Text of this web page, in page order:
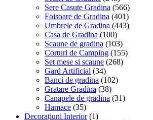
Sere Casute Gradina (566)
Foisoare de Gradina (401)
Umbrele de Gradina (443)
Casa de Gradina (100)
Scaune de gradina (103)
Corturi de Camping (155)
Set mese si scaune (268)
Gard Artificial (34)
Banci de gradina (102)
Gratare Gradina (38)
Canapele de gradina (31)
Hamace (35)
Decorațiuni Interior (1)